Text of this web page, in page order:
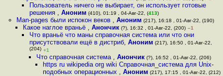
Пользователь ничего не выбирает, он использует готовые
решения ,Аноним (410), 01:19 , 04-Авг-22, (413)
Man-pages были испокон веков , Аноним (217), 16:18 , 01-Авг-22, (190)
Какое наглое враньё , Анончик(?), 16:32 , 01-Авг-22, (200) –1
Что враньё что маны справочная система или что они
присутствовали ещё в дистриб,Аноним (217), 16:50 , 01-Авг-22,
(204) +1
Что справочная система , Анончик(?), 16:52 , 01-Авг-22, (206)
https ru wikipedia org wiki Справочная_система для Unix-
подобных операционных , Аноним (217), 17:15 , 01-Авг-22, (212)